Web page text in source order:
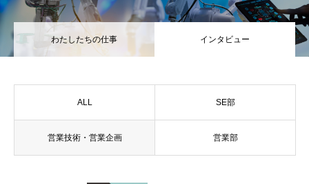
わたしたちの仕事 インタビュー
ALL SE部
営業技術・営業企画 営業部